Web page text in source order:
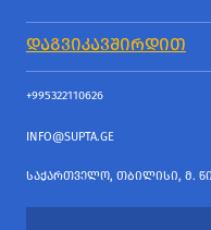
ᲓᲐᲒᲕᲘᲙᲐᲕᲨᲘᲠᲓᲘᲗ
+995322110626
INFO@SUPTA.GE
ᲡᲐᲥᲐᲠᲗᲕᲔᲚᲝ, ᲗᲑᲘᲚᲘᲡᲘ, Მ.